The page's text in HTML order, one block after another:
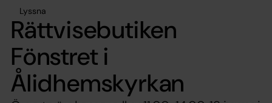
Lyssna
Rättvisebutiken
Fönstret i
Ålidhemskyrkan